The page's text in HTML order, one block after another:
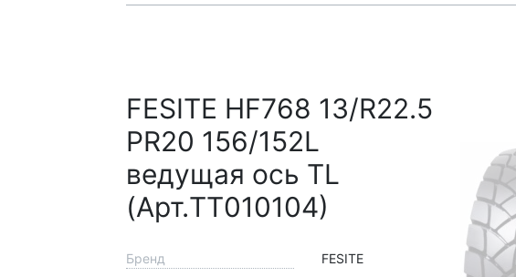
FESITE HF768 13/R22.5
PR20 156/152L
ведущая ось TL
(Арт.TT010104)
Бренд
FESITE